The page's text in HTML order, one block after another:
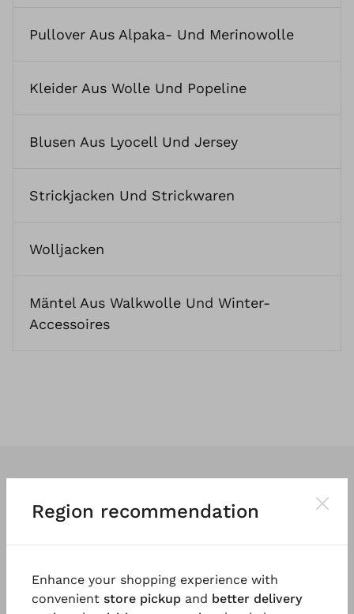
Pullover Aus Alpaka- Und Merinowolle
Kleider Aus Wolle Und Popeline
Blusen Aus Lyocell Und Jersey
Strickjacken Und Strickwaren
Wolljacken
Mäntel Aus Walkwolle Und Winter-
Accessoires
und einzigartig wie die Menschen, die
Region recommendation
Enhance your shopping experience with
convenient store pickup and better delivery